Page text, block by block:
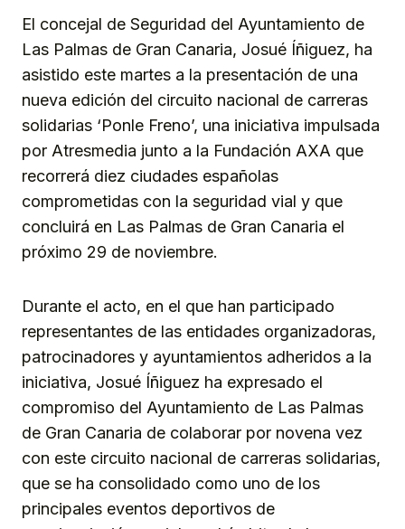
El concejal de Seguridad del Ayuntamiento de
Las Palmas de Gran Canaria, Josué Íñiguez, ha
asistido este martes a la presentación de una
nueva edición del circuito nacional de carreras
solidarias ‘Ponle Freno’, una iniciativa impulsada
por Atresmedia junto a la Fundación AXA que
recorrerá diez ciudades españolas
comprometidas con la seguridad vial y que
concluirá en Las Palmas de Gran Canaria el
próximo 29 de noviembre.
Durante el acto, en el que han participado
representantes de las entidades organizadoras,
patrocinadores y ayuntamientos adheridos a la
iniciativa, Josué Íñiguez ha expresado el
compromiso del Ayuntamiento de Las Palmas
de Gran Canaria de colaborar por novena vez
con este circuito nacional de carreras solidarias,
que se ha consolidado como uno de los
principales eventos deportivos de